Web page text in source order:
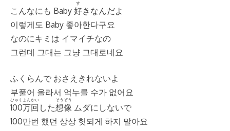
こんなにも Baby 好
す
きなんだよ
이렇게도 Baby 좋아한다구요
なのにキミは イマイチなの
그런데 그대는 그냥 그대로네요
ふくらんで おさえきれないよ
부풀어 올라서 억누를 수가 없어요
100
ひゃく
万
まん
回
かい
した想像
そうぞう
ムダにしないで
100만번 했던 상상 헛되게 하지 말아요